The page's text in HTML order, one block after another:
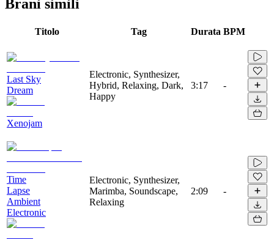
Brani simili
Titolo Tag Durata BPM
Last Sky
Dream
Xenojam
Electronic, Synthesizer,
Hybrid, Relaxing, Dark,
Happy
3:17 -
Time
Lapse
Ambient
Electronic
Electronic, Synthesizer,
Marimba, Soundscape,
Relaxing
2:09 -